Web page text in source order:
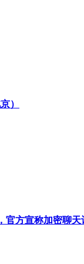
）
官方宣称加密聊天